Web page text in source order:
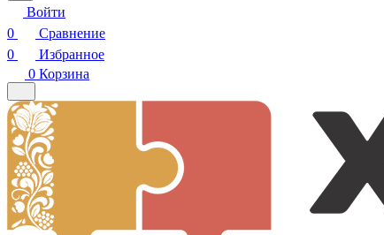
Войти
0
Сравнение
0
Избранное
0 Корзина